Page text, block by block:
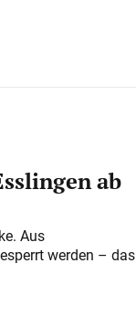
ab
Aus
werden – das